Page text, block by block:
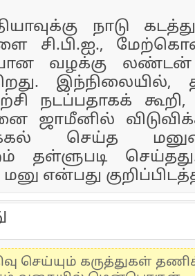
நாடு
சி.பி.ஐ.,
வழக்கு லண்டன்
இந்நிலையில்,
நடப்பதாகக்
ஜாமீனில்
செய்த
தள்ளுபடி
என்பது
செய்யும் கருத்துகள்